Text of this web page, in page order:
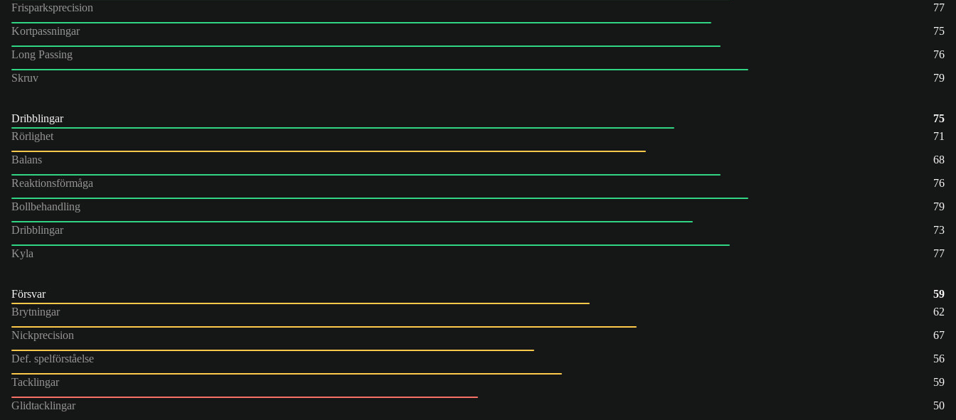
Frisparksprecision
77
Kortpassningar
75
Long Passing
76
Skruv
79
Dribblingar
75
Rörlighet
71
Balans
68
Reaktionsförmåga
76
Bollbehandling
79
Dribblingar
73
Kyla
77
Försvar
59
Brytningar
62
Nickprecision
67
Def. spelförståelse
56
Tacklingar
59
Glidtacklingar
50